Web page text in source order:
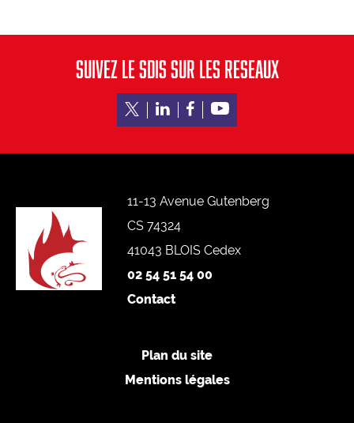
Devenez sapeur-pompier professionnel
Devenez jeune sapeur-pompier
Devenez agent administratif, technique ou spécialisé
SUIVEZ LE SDIS SUR LES RESEAUX
11-13 Avenue Gutenberg
CS 74324
41043 BLOIS Cedex
02 54 51 54 00
Contact
Plan du site
Mentions légales